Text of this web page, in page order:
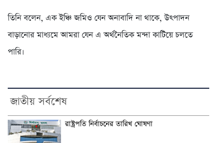
তিনি বলেন, এক ইঞ্চি জমিও যেন অনাবাদি না থাকে, উৎপাদন
বাড়ানোর মাধ্যমে আমরা যেন এ অর্থনৈতিক মন্দা কাটিয়ে চলতে
পারি।
জাতীয় সর্বশেষ
রাষ্ট্রপতি নির্বাচনের তারিখ ঘোষণা